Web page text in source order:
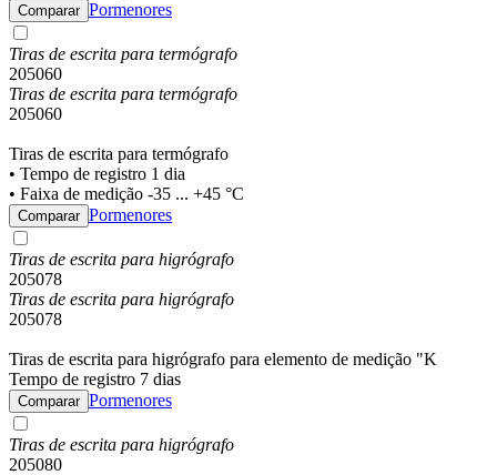
Comparar Pormenores
Tiras de escrita para termógrafo
205060
Tiras de escrita para termógrafo
205060
Tiras de escrita para termógrafo
• Tempo de registro 1 dia
• Faixa de medição -35 ... +45 °C
Comparar Pormenores
Tiras de escrita para higrógrafo
205078
Tiras de escrita para higrógrafo
205078
Tiras de escrita para higrógrafo para elemento de medição "K
Tempo de registro 7 dias
Comparar Pormenores
Tiras de escrita para higrógrafo
205080